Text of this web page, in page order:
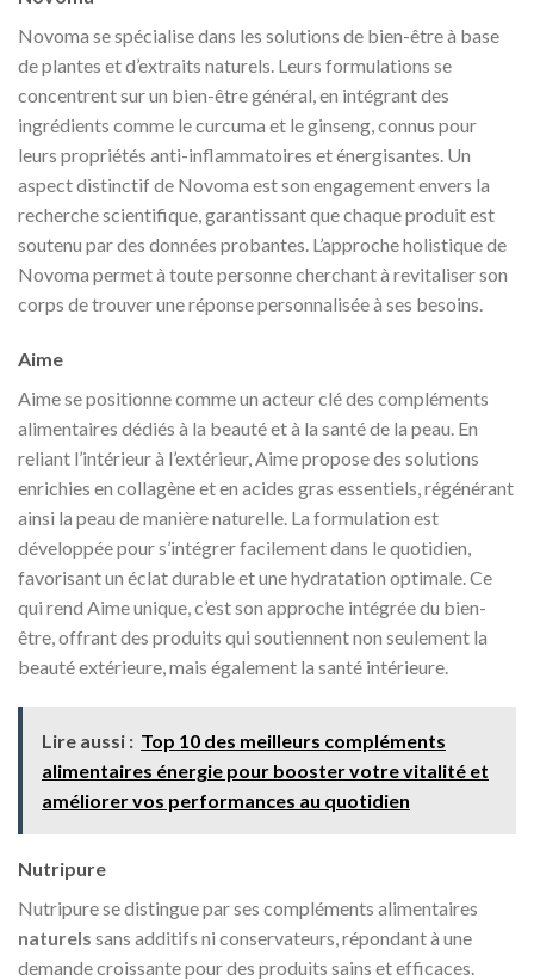
Novoma se spécialise dans les solutions de bien-être à base
de plantes et d’extraits naturels. Leurs formulations se
concentrent sur un bien-être général, en intégrant des
ingrédients comme le curcuma et le ginseng, connus pour
leurs propriétés anti-inflammatoires et énergisantes. Un
aspect distinctif de Novoma est son engagement envers la
recherche scientifique, garantissant que chaque produit est
soutenu par des données probantes. L’approche holistique de
Novoma permet à toute personne cherchant à revitaliser son
corps de trouver une réponse personnalisée à ses besoins.
Aime
Aime se positionne comme un acteur clé des compléments
alimentaires dédiés à la beauté et à la santé de la peau. En
reliant l’intérieur à l’extérieur, Aime propose des solutions
enrichies en collagène et en acides gras essentiels, régénérant
ainsi la peau de manière naturelle. La formulation est
développée pour s’intégrer facilement dans le quotidien,
favorisant un éclat durable et une hydratation optimale. Ce
qui rend Aime unique, c’est son approche intégrée du bien-
être, offrant des produits qui soutiennent non seulement la
beauté extérieure, mais également la santé intérieure.
Lire aussi : Top 10 des meilleurs compléments
alimentaires énergie pour booster votre vitalité et
améliorer vos performances au quotidien
Nutripure
Nutripure se distingue par ses compléments alimentaires
naturels sans additifs ni conservateurs, répondant à une
demande croissante pour des produits sains et efficaces.